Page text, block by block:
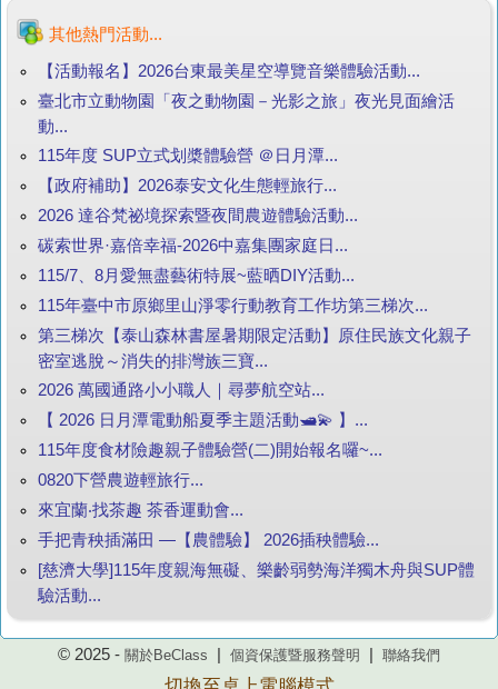
其他熱門活動...
【活動報名】2026台東最美星空導覽音樂體驗活動...
臺北市立動物園「夜之動物園－光影之旅」夜光見面繪活
動...
115年度 SUP立式划槳體驗營 ＠日月潭...
【政府補助】2026泰安文化生態輕旅行...
2026 達谷梵祕境探索暨夜間農遊體驗活動...
碳索世界·嘉倍幸福-2026中嘉集團家庭日...
115/7、8月愛無盡藝術特展~藍晒DIY活動...
115年臺中市原鄉里山淨零行動教育工作坊第三梯次...
第三梯次【泰山森林書屋暑期限定活動】原住民族文化親子
密室逃脫～消失的排灣族三寶...
2026 萬國通路小小職人｜尋夢航空站...
【 2026 日月潭電動船夏季主題活動🛥️💫 】...
115年度食材險趣親子體驗營(二)開始報名囉~...
0820下營農遊輕旅行...
來宜蘭‧找茶趣 茶香運動會...
手把青秧插滿田 —【農體驗】 2026插秧體驗...
[慈濟大學]115年度親海無礙、樂齡弱勢海洋獨木舟與SUP體
驗活動...
© 2025 - 關於BeClass 個資保護暨服務聲明 聯絡我們